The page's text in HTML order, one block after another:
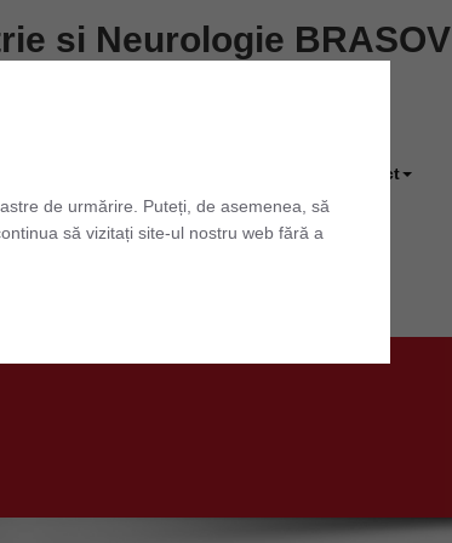
si Neurologie BRASOV
511 481
Contact
de urmărire. Puteți, de asemenea, să
să vizitați site-ul nostru web fără a